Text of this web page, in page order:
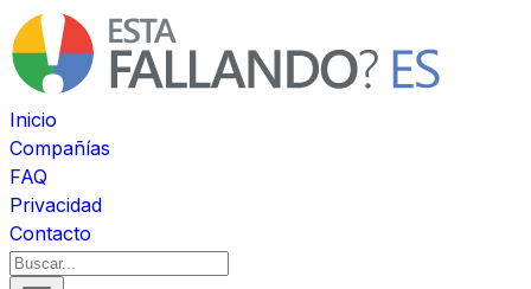
Inicio
Compañías
FAQ
Privacidad
Contacto